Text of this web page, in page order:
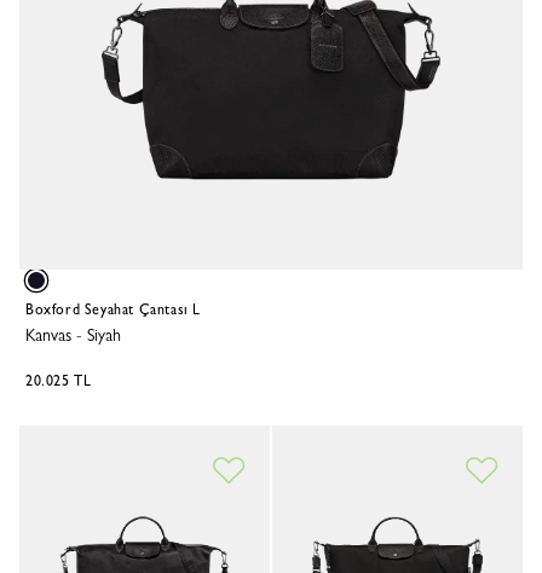
Boxford Seyahat Çantası L
Kanvas - Siyah
20.025 TL